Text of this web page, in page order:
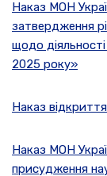
Наказ МОН
затвердження
щодо діяльності
2025 року»
Наказ
Наказ МОН
присудження